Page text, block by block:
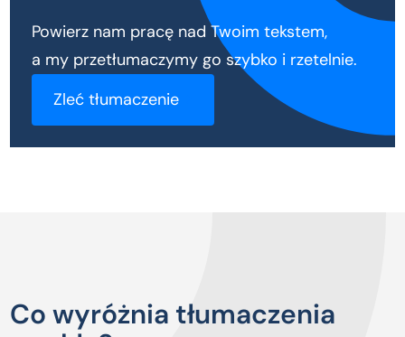
Powierz nam pracę nad Twoim tekstem,
a my przetłumaczymy go szybko i rzetelnie.
Zleć tłumaczenie
Co wyróżnia tłumaczenia